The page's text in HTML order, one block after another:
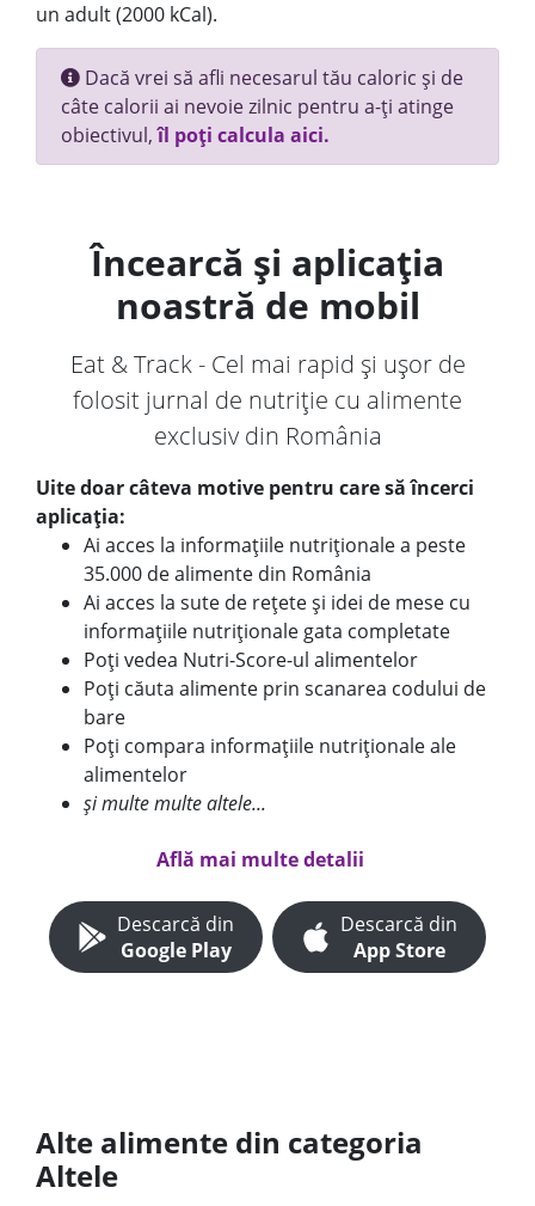
un adult (2000 kCal).
Dacă vrei să afli necesarul tău caloric și de
câte calorii ai nevoie zilnic pentru a-ți atinge
obiectivul,îl poți calcula aici.
Încearcă și aplicația
noastră de mobil
Eat & Track - Cel mai rapid și ușor de
folosit jurnal de nutriție cu alimente
exclusiv din România
Uite doar câteva motive pentru care să încerci
aplicația:
Ai acces la informațiile nutriționale a peste
35.000 de alimente din România
Ai acces la sute de rețete și idei de mese cu
informațiile nutriționale gata completate
Poți vedea Nutri-Score-ul alimentelor
Poți căuta alimente prin scanarea codului de
bare
Poți compara informațiile nutriționale ale
alimentelor
și multe multe altele...
Află mai multe detalii
Descarcă din
Google Play
Descarcă din
App Store
Alte alimente din categoria
Altele